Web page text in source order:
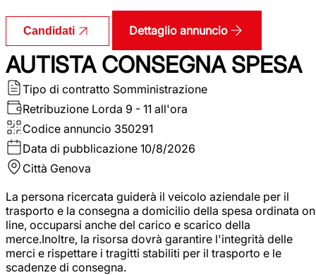
Candidati Dettaglio annuncio
AUTISTA CONSEGNA SPESA
Tipo di contratto Somministrazione
Retribuzione Lorda 9 - 11 all'ora
Codice annuncio 350291
Data di pubblicazione 10/8/2026
Città Genova
La persona ricercata guiderà il veicolo aziendale per il
trasporto e la consegna a domicilio della spesa ordinata on
line, occuparsi anche del carico e scarico della
merce.Inoltre, la risorsa dovrà garantire l'integrità delle
merci e rispettare i tragitti stabiliti per il trasporto e le
scadenze di consegna.